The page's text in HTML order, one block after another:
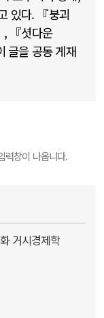
있다. 『붕괴
『셧다운
글을 공동 게재
력창이 나옵니다.
거시경제학